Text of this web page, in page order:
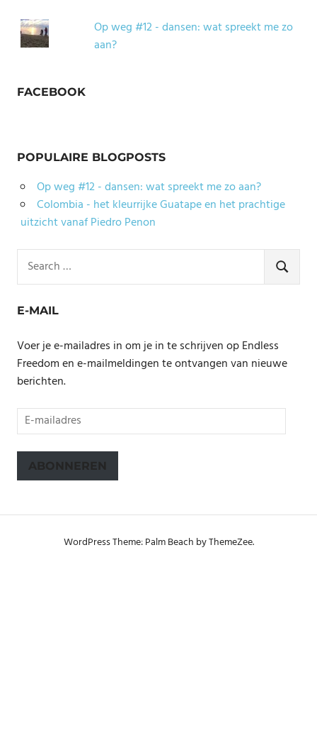
Op weg #12 - dansen: wat spreekt me zo
aan?
FACEBOOK
POPULAIRE BLOGPOSTS
Op weg #12 - dansen: wat spreekt me zo aan?
Colombia - het kleurrijke Guatape en het prachtige
uitzicht vanaf Piedro Penon
for:
SEARCH
E-MAIL
Voer je e-mailadres in om je in te schrijven op Endless
Freedom en e-mailmeldingen te ontvangen van nieuwe
berichten.
E-
mailadres
ABONNEREN
WordPress Theme: Palm Beach by ThemeZee.